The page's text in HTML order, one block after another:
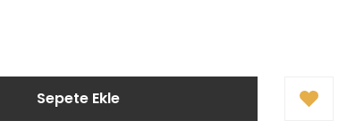
Sepete Ekle